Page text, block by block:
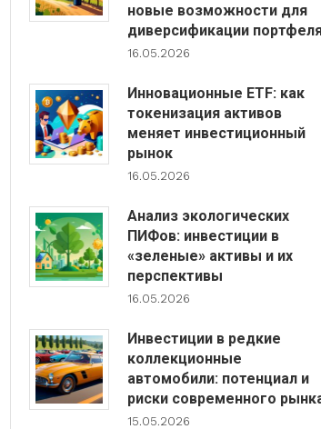
новые возможности для
диверсификации
16.05.2026
Инновационные ETF: как
токенизация активов
меняет инвестиционный
рынок
16.05.2026
Анализ экологических
ПИФов: инвестиции в
«зеленые» активы и их
перспективы
16.05.2026
Инвестиции в редкие
коллекционные
автомобили: потенциал и
риски современного
15.05.2026